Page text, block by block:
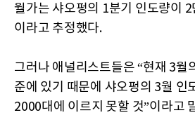
월가는 샤오펑의 1분기 인도량이
이라고 추정했다.
그러나 애널리스트들은 “현재 3월
준에 있기 때문에 샤오펑의 3월 인
2000대에 이르지 못할 것”이라고